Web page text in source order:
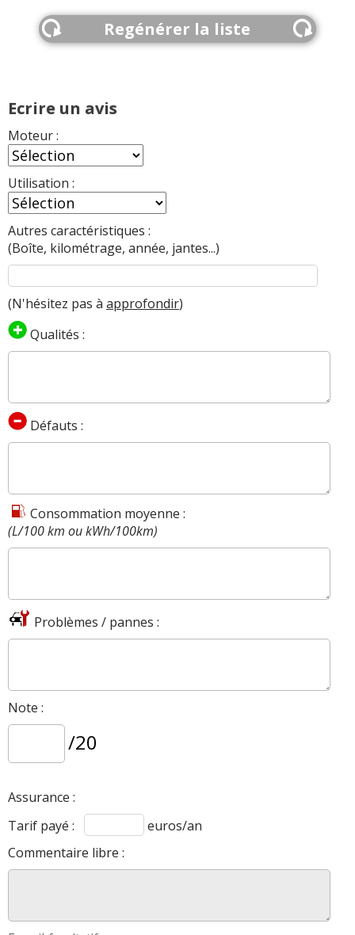
Regénérer la liste
Ecrire un avis
Moteur :
Utilisation :
Autres caractéristiques :
(Boîte, kilométrage, année, jantes...)
(N'hésitez pas à approfondir)
Qualités :
Défauts :
Consommation moyenne :
(L/100 km ou kWh/100km)
Problèmes / pannes :
Note :
/20
Assurance :
Tarif payé :
euros/an
Commentaire libre :